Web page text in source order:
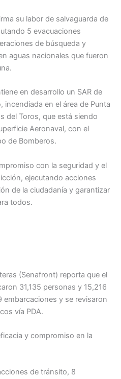
su labor de salvaguarda de
5 evacuaciones
de búsqueda y
aguas nacionales que fueron
en desarrollo un SAR de
incendiada en el área de Punta
del Toros, que está siendo
Aeronaval, con el
de Bomberos.
con la seguridad y el
ejecutando acciones
de la ciudadanía y garantizar
todos.
(Senafront) reporta que el
31,135 personas y 15,216
y se revisaron
vía PDA.
y compromiso en la
de tránsito, 8